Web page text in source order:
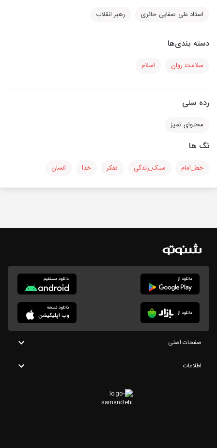
استاد علی صفایی حائری رهبر انقلاب
دسته بندی‌ها
سلامت روان اسلام
رده سنی
محتوای تمیز
تگ ها
خط_امام سبک_زندگی تفکر خدا انسان
صفحات اصلی
اطلاعات